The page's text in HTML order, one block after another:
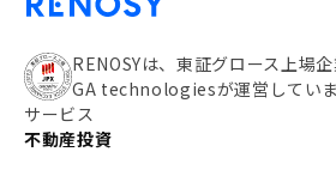
RENOSYは、東証グロース上場
GA technologiesが運営していま
サービス
不動産投資